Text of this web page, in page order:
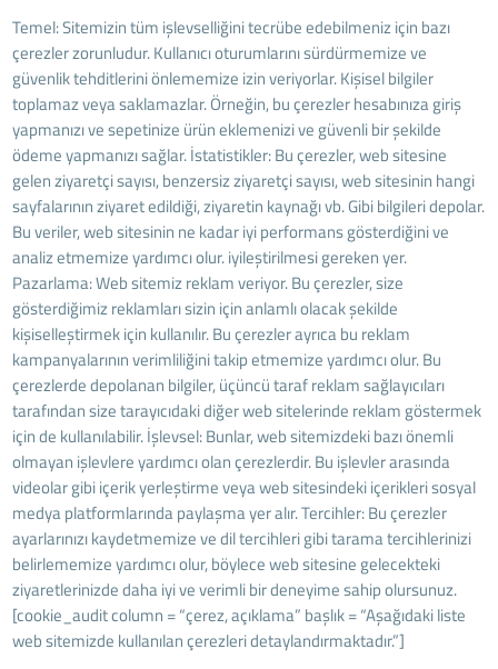
Temel: Sitemizin tüm işlevselliğini tecrübe edebilmeniz için bazı
çerezler zorunludur. Kullanıcı oturumlarını sürdürmemize ve
güvenlik tehditlerini önlememize izin veriyorlar. Kişisel bilgiler
toplamaz veya saklamazlar. Örneğin, bu çerezler hesabınıza giriş
yapmanızı ve sepetinize ürün eklemenizi ve güvenli bir şekilde
ödeme yapmanızı sağlar. İstatistikler: Bu çerezler, web sitesine
gelen ziyaretçi sayısı, benzersiz ziyaretçi sayısı, web sitesinin hangi
sayfalarının ziyaret edildiği, ziyaretin kaynağı vb. Gibi bilgileri depolar.
Bu veriler, web sitesinin ne kadar iyi performans gösterdiğini ve
analiz etmemize yardımcı olur. iyileştirilmesi gereken yer.
Pazarlama: Web sitemiz reklam veriyor. Bu çerezler, size
gösterdiğimiz reklamları sizin için anlamlı olacak şekilde
kişiselleştirmek için kullanılır. Bu çerezler ayrıca bu reklam
kampanyalarının verimliliğini takip etmemize yardımcı olur. Bu
çerezlerde depolanan bilgiler, üçüncü taraf reklam sağlayıcıları
tarafından size tarayıcıdaki diğer web sitelerinde reklam göstermek
için de kullanılabilir. İşlevsel: Bunlar, web sitemizdeki bazı önemli
olmayan işlevlere yardımcı olan çerezlerdir. Bu işlevler arasında
videolar gibi içerik yerleştirme veya web sitesindeki içerikleri sosyal
medya platformlarında paylaşma yer alır. Tercihler: Bu çerezler
ayarlarınızı kaydetmemize ve dil tercihleri ​​gibi tarama tercihlerinizi
belirlememize yardımcı olur, böylece web sitesine gelecekteki
ziyaretlerinizde daha iyi ve verimli bir deneyime sahip olursunuz.
[cookie_audit column = “çerez, açıklama” başlık = “Aşağıdaki liste
web sitemizde kullanılan çerezleri detaylandırmaktadır.”]